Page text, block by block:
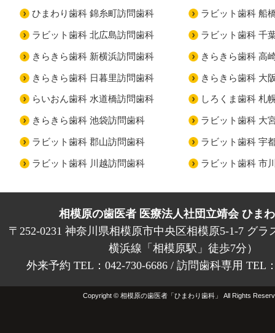
ひまわり歯科 錦糸町訪問歯科 ラビット歯科 船
ラビット歯科 北広島訪問歯科 ラビット歯科 千
きらきら歯科 新横浜訪問歯科 きらきら歯科 高
きらきら歯科 日暮里訪問歯科 きらきら歯科 大
らいおん歯科 水道橋訪問歯科 しろくま歯科 札
きらきら歯科 池袋訪問歯科 ラビット歯科 大
ラビット歯科 郡山訪問歯科 ラビット歯科 宇
ラビット歯科 川越訪問歯科 ラビット歯科 市
相模原の歯医者 医療法人社団立靖会 ひま
〒252-0231 神奈川県相模原市中央区相模原5-1-7 グラ
横浜線「相模原駅」徒歩7分）
外来予約 TEL：042-730-6686 / 訪問歯科専用 TEL
Copyright © 相模原の歯医者「ひまわり歯科」 All Rights